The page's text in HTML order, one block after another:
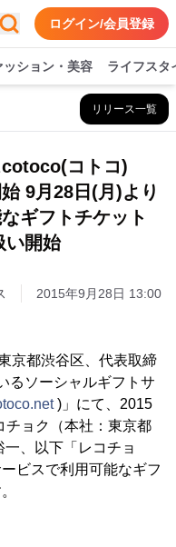
ログイン/会員登録
ッション・美容 ライフスタ
リリース一覧
コトコ)
9月28日(月)より
ギフトチケット
い開始
2015年9月28日 13:00
京都渋谷区、代表取締
るソーシャルギフトサ
)」にて、2015
チョク（本社：東京都
、以下「レコチョ
ビスで利用可能なギフ